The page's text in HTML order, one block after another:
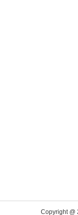
Copyright @